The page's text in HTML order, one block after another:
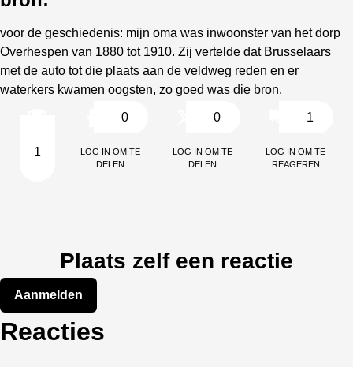
voor de geschiedenis: mijn oma was inwoonster van het dorp
Overhespen van 1880 tot 1910. Zij vertelde dat Brusselaars
met de auto tot die plaats aan de veldweg reden en er
waterkers kwamen oogsten, zo goed was die bron.
1
0
Log in om te
delen
0
Log in om te
delen
1
Log in om te
reageren
Plaats zelf een reactie
Aanmelden
Reacties